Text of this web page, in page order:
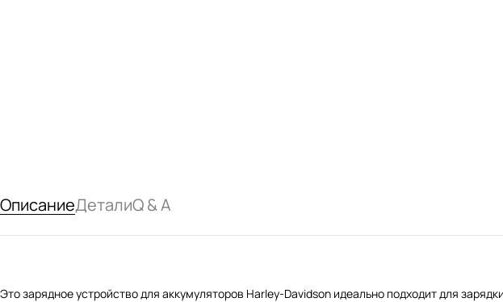
ОписаниеДеталиQ & A
Это зарядное устройство для аккумуляторов Harley-Davidson идеально подходит для